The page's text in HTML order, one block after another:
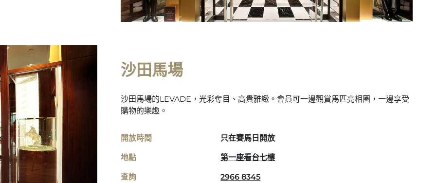
沙田馬場
沙田馬場的LEVADE，光彩奪目、高貴雅緻。會員可一邊觀賞馬匹亮相圈，一邊享受
購物的樂趣。
開放時間 只在賽馬日開放
地點 第一座看台七樓
查詢 2966 8345